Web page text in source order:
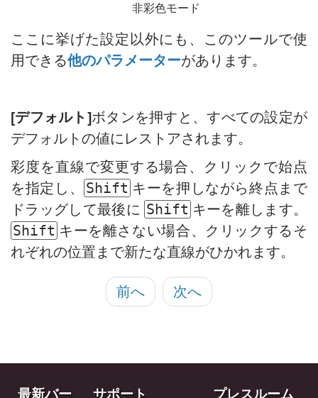
非彩色モード
ここに挙げた設定以外にも、このツールで使
用できる他のパラメーターがあります。
[デフォルト]ボタンを押すと、すべての設定が
デフォルトの値にレストアされます。
彩度を直線で変更する場合、クリックで始点
を指定し、
Shift キーを押しながら終点まで
ドラッグして最後に Shift キーを離します。
Shift キーを離さない場合、クリックするそ
れぞれの位置まで新たな直線がひかれます。
前へ 次へ
最新バー サポート プレスルーム